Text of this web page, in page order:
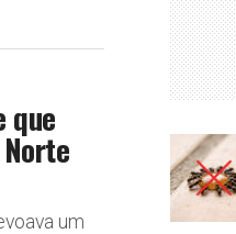
que
um